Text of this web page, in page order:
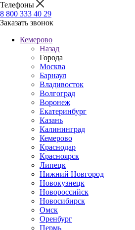
Телефоны
8 800 333 40 29
Заказать звонок
Кемерово
Назад
Города
Москва
Барнаул
Владивосток
Волгоград
Воронеж
Екатеринбург
Казань
Калининград
Кемерово
Краснодар
Красноярск
Липецк
Нижний Новгород
Новокузнецк
Новороссийск
Новосибирск
Омск
Оренбург
Пермь